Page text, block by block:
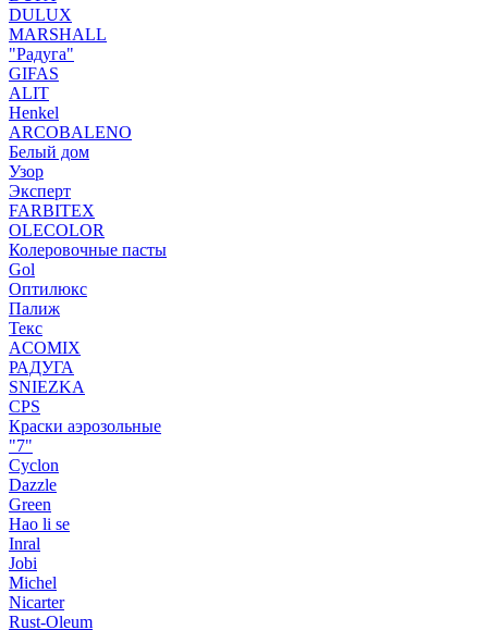
DULUX
MARSHALL
"Радуга"
GIFAS
ALIT
Henkel
ARCOBALENO
Белый дом
Узор
Эксперт
FARBITEX
OLECOLOR
Колеровочные пасты
Gol
Оптилюкс
Палиж
Текс
ACOMIX
РАДУГА
SNIEZKA
CPS
Краски аэрозольные
"7"
Cyclon
Dazzle
Green
Hao li se
Inral
Jobi
Michel
Nicarter
Rust-Oleum